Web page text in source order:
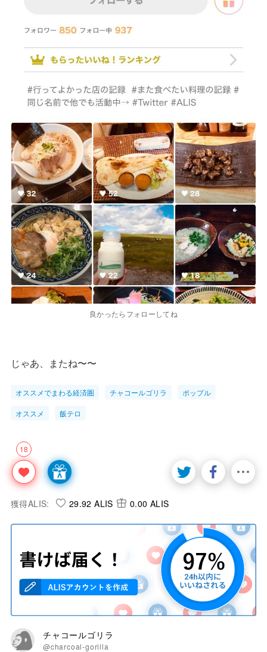
良かったらフォローしてね
じゃあ、またね〜〜
オススメでまわる経済圏 チャコールゴリラ ポップル
オススメ 飯テロ
18
獲得ALIS: 29.92 ALIS 0.00 ALIS
チャコールゴリラ
@charcoal-gorilla